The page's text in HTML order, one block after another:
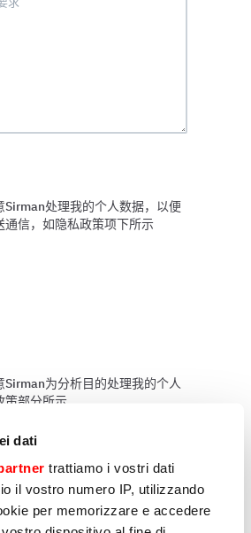
dati
trattiamo i vostri dati
il vostro numero IP, utilizzando
per memorizzare e accedere
Sirman处理我的个人数据，以便
通信，如隐私政策项下所示
Sirman为分析目的处理我的个人
策部分所示